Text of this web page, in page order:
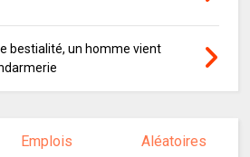
bestialité, un homme vient
Emplois Aléatoires